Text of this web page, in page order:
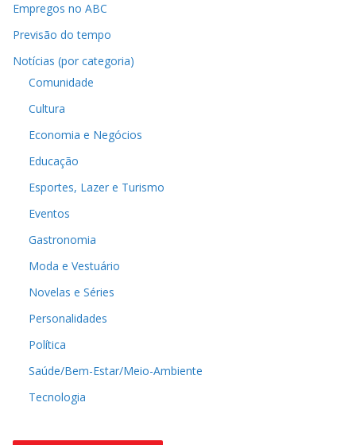
Empregos no ABC
Previsão do tempo
Notícias (por categoria)
Comunidade
Cultura
Economia e Negócios
Educação
Esportes, Lazer e Turismo
Eventos
Gastronomia
Moda e Vestuário
Novelas e Séries
Personalidades
Política
Saúde/Bem-Estar/Meio-Ambiente
Tecnologia